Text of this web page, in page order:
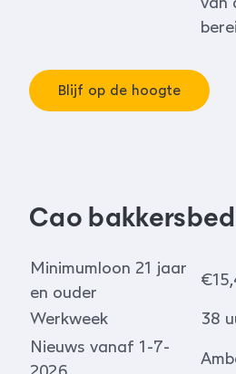
Blijf op de hoogte
Cao
Minimumloon 21 jaar
en ouder
Werkweek
38
Nieuws vanaf 1-7-